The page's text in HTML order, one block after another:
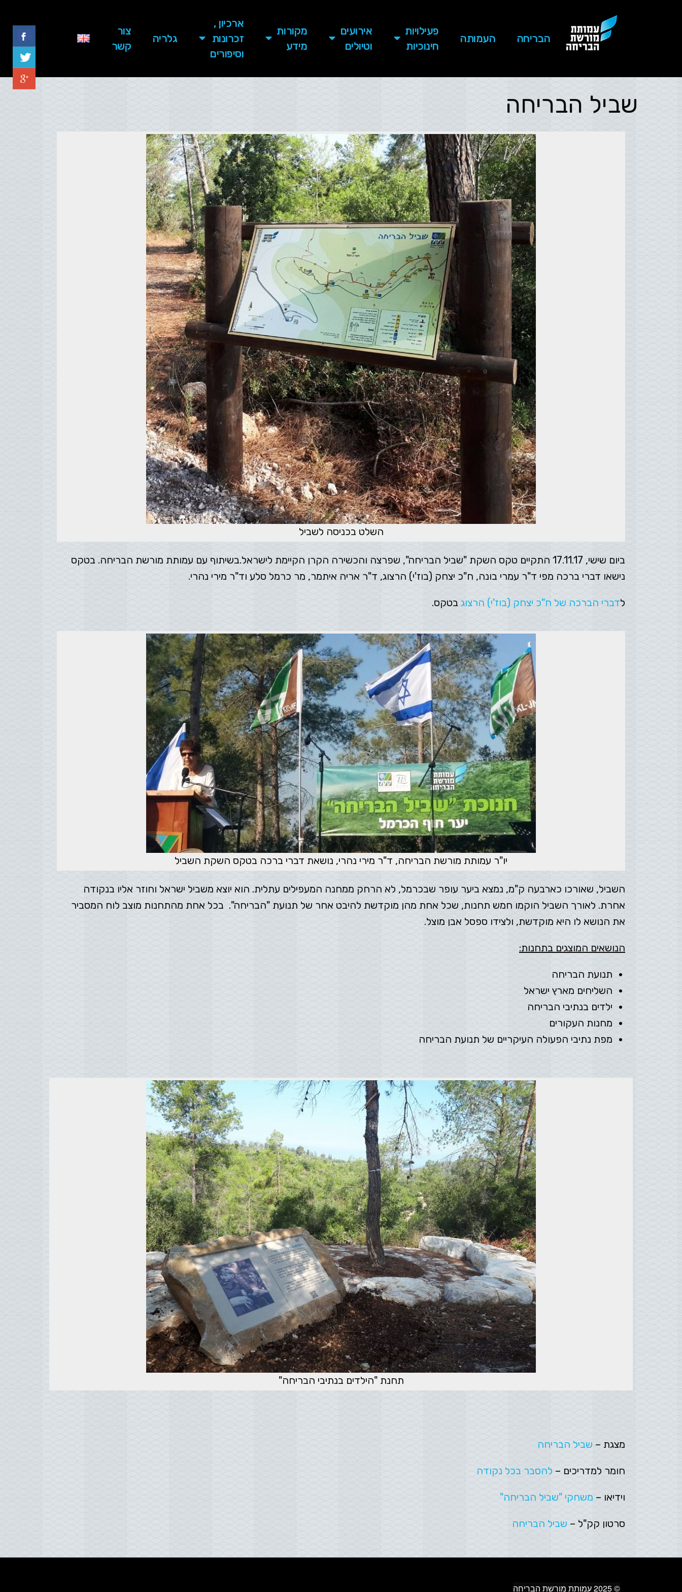
הבריחה העמותה
פעילויות
חינוכיות
אירועים
וטיולים
מקורות
מידע
ארכיון ,
זכרונות
וסיפורים
גלריה
צור
קשר
שביל הבריחה
השלט בכניסה לשביל
ביום שישי, 17.11.17 התקיים טקס השקת "שביל הבריחה", שפרצה והכשירה הקרן הקיימת לישראל.בשיתוף עם עמותת מורשת הבריחה. בטקס
נישאו דברי ברכה מפי ד"ר עמרי בונה, ח"כ יצחק (בוז'י) הרצוג, ד"ר אריה איתמר, מר כרמל סלע וד"ר מירי נהרי.
לדברי הברכה של ח"כ יצחק (בוז'י) הרצוג בטקס.
יו"ר עמותת מורשת הבריחה, ד"ר מירי נהרי, נושאת דברי ברכה בטקס השקת השביל
השביל, שאורכו כארבעה ק"מ, נמצא ביער עופר שבכרמל, לא הרחק ממחנה המעפילים עתלית. הוא יוצא משביל ישראל וחוזר אליו בנקודה
אחרת. לאורך השביל הוקמו חמש תחנות, שכל אחת מהן מוקדשת להיבט אחר של תנועת "הבריחה". בכל אחת מהתחנות מוצב לוח המסביר
את הנושא לו היא מוקדשת, ולצידו ספסל אבן מוצל.
הנושאים המוצגים בתחנות:
תנועת הבריחה
השליחים מארץ ישראל
ילדים בנתיבי הבריחה
מחנות העקורים
מפת נתיבי הפעולה העיקריים של תנועת הבריחה
תחנת "הילדים בנתיבי הבריחה"
מצגת – שביל הבריחה
חומר למדריכים – להסבר בכל נקודה
וידיאו – משחקי "שביל הבריחה"
סרטון קק"ל – שביל הבריחה
© 2025 עמותת מורשת הבריחה